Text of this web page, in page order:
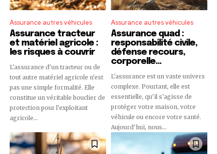
Assurance autres véhicules
Assurance tracteur
et matériel agricole :
les risques à couvrir
L'assurance d'un tracteur ou de
tout autre matériel agricole n'est
pas une simple formalité. Elle
constitue un véritable bouclier de
protection pour l'exploitant
agricole...
Assurance autres véhicules
Assurance quad :
responsabilité civile,
défense recours,
corporelle…
L'assurance est un vaste univers
complexe. Pourtant, elle est
essentielle, qu'il s'agisse de
protéger votre maison, votre
véhicule ou encore votre santé.
Aujourd'hui, nous...